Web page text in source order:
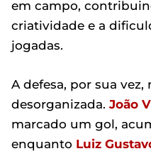
em campo,
criatividade e a
jogadas.
A defesa, por sua
desorganizada. João
marcado um gol,
enquanto Luiz